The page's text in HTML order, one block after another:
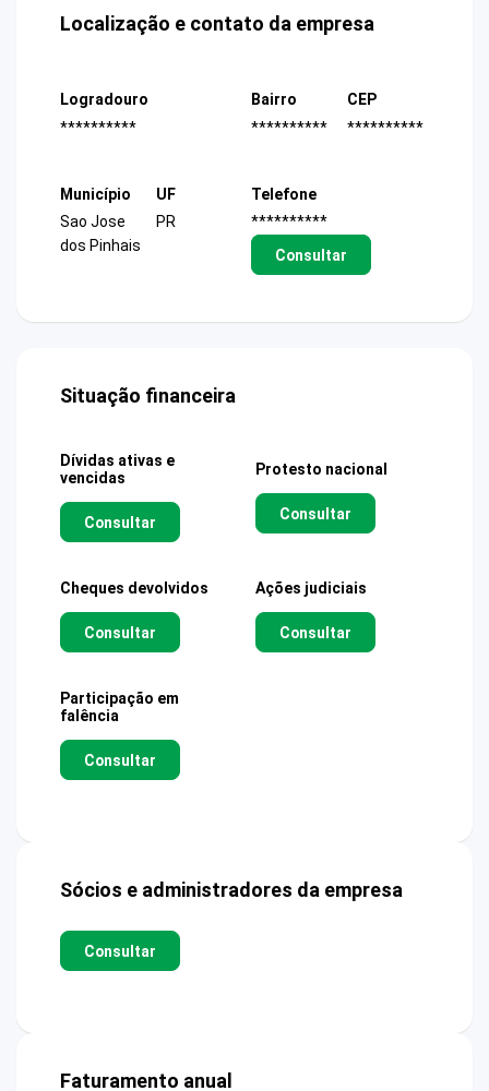
Localização e contato da empresa
Logradouro
**********
Bairro
**********
CEP
**********
Município
Sao Jose
dos Pinhais
UF
PR
Telefone
**********
Consultar
Situação financeira
Dívidas ativas e
vencidas
Consultar
Protesto nacional
Consultar
Cheques devolvidos
Consultar
Ações judiciais
Consultar
Participação em
falência
Consultar
Sócios e administradores da empresa
Consultar
Faturamento anual